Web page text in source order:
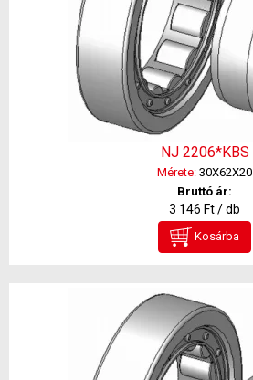
NJ 2206*KBS
Mérete: 30X62X20
Bruttó ár:
3 146 Ft / db
Kosárba